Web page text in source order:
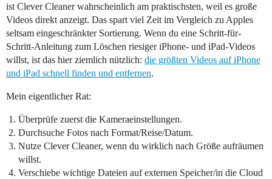
ist Clever Cleaner wahrscheinlich am praktischsten, weil es große
Videos direkt anzeigt. Das spart viel Zeit im Vergleich zu Apples
seltsam eingeschränkter Sortierung. Wenn du eine Schritt-für-
Schritt-Anleitung zum Löschen riesiger iPhone- und iPad-Videos
willst, ist das hier ziemlich nützlich: die größten Videos auf iPhone
und iPad schnell finden und entfernen.
Mein eigentlicher Rat:
Überprüfe zuerst die Kameraeinstellungen.
Durchsuche Fotos nach Format/Reise/Datum.
Nutze Clever Cleaner, wenn du wirklich nach Größe aufräumen
willst.
Verschiebe wichtige Dateien auf externen Speicher/in die Cloud